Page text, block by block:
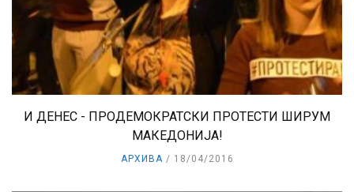
И ДЕНЕС - ПРОДЕМОКРАТСКИ ПРОТЕСТИ ШИРУМ
МАКЕДОНИЈА!
АРХИВА 18/04/2016